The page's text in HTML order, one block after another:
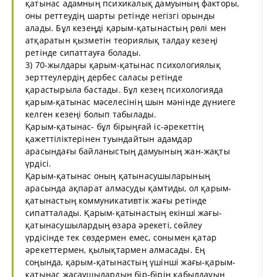
қатынас адамның психикалық дамуының факторы,
оны реттеудің шарты ретінде негізгі орынды
алады. Бұл кезеңді қарым-қатынастың рөлі мен
атқаратын қызметін теориялық талдау кезеңі
ретінде сипаттауға болады.
3) 70-жылдары қарым-қатынас психологиялық
зерттеулердің дербес саласы ретінде
қарастырыла бастады. Бұл кезең психологияда
қарым-қатынас мәселесінің шын мәнінде дүниеге
келген кезеңі болып табылады.
Қарым-қатынас- бұл бірыңғай іс-әрекеттің
қажеттіліктерінен туындайтын адамдар
арасындағы байланыстың дамуының жан-жақты
үрдісі.
Қарым-қатынас оның қатынасушыларының
арасында ақпарат алмасуды қамтиды, ол қарым-
қатынастың коммуникативтік жағы ретінде
сипатталады. Қарым-қатынастың екінші жағы-
қатынасушылардың өзара әрекеті, сөйлеу
үрдісінде тек сөздермен емес, сонымен қатар
әрекеттермен, қылықтармен алмасады. Ең
соңында, қарым-қатынастың үшінші жағы-қарым-
қатынас жасаушылардың бір-бірін қабылдауын